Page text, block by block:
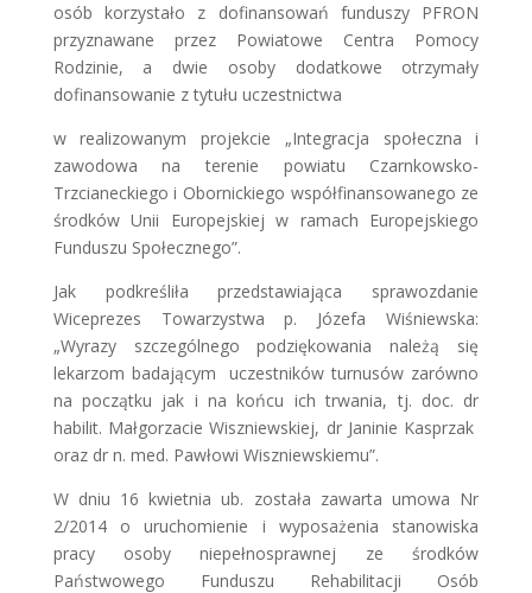
osób korzystało z dofinansowań funduszy PFRON
przyznawane przez Powiatowe Centra Pomocy
Rodzinie, a dwie osoby dodatkowe otrzymały
dofinansowanie z tytułu uczestnictwa
w realizowanym projekcie „Integracja społeczna i
zawodowa na terenie powiatu Czarnkowsko-
Trzcianeckiego i Obornickiego współfinansowanego ze
środków Unii Europejskiej w ramach Europejskiego
Funduszu Społecznego”.
Jak podkreśliła przedstawiająca sprawozdanie
Wiceprezes Towarzystwa p. Józefa Wiśniewska:
„Wyrazy szczególnego podziękowania należą się
lekarzom badającym uczestników turnusów zarówno
na początku jak i na końcu ich trwania, tj. doc. dr
habilit. Małgorzacie Wiszniewskiej, dr Janinie Kasprzak
oraz dr n. med. Pawłowi Wiszniewskiemu”.
W dniu 16 kwietnia ub. została zawarta umowa Nr
2/2014 o uruchomienie i wyposażenia stanowiska
pracy osoby niepełnosprawnej ze środków
Państwowego Funduszu Rehabilitacji Osób